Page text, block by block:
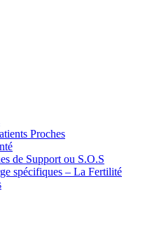
Proches
de Support ou S.O.S
spécifiques – La Fertilité